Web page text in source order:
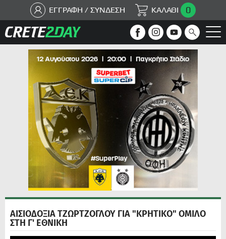
ΕΓΓΡΑΦΗ / ΣΥΝΔΕΣΗ ΚΑΛΑΘΙ 0
ΑΙΣΙΟΔΟΞΙΑ ΤΖΩΡΤΖΟΓΛΟΥ ΓΙΑ "ΚΡΗΤΙΚΟ" ΟΜΙΛΟ
ΣΤΗ Γ' ΕΘΝΙΚΗ